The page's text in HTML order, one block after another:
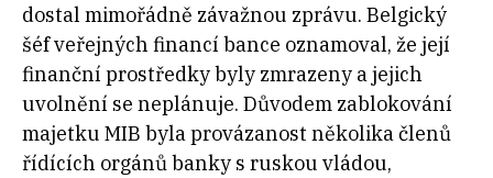
dostal mimořádně závažnou zprávu. Belgický
šéf veřejných financí bance oznamoval, že její
finanční prostředky byly zmrazeny a jejich
uvolnění se neplánuje. Důvodem zablokování
majetku MIB byla provázanost několika členů
řídících orgánů banky s ruskou vládou,